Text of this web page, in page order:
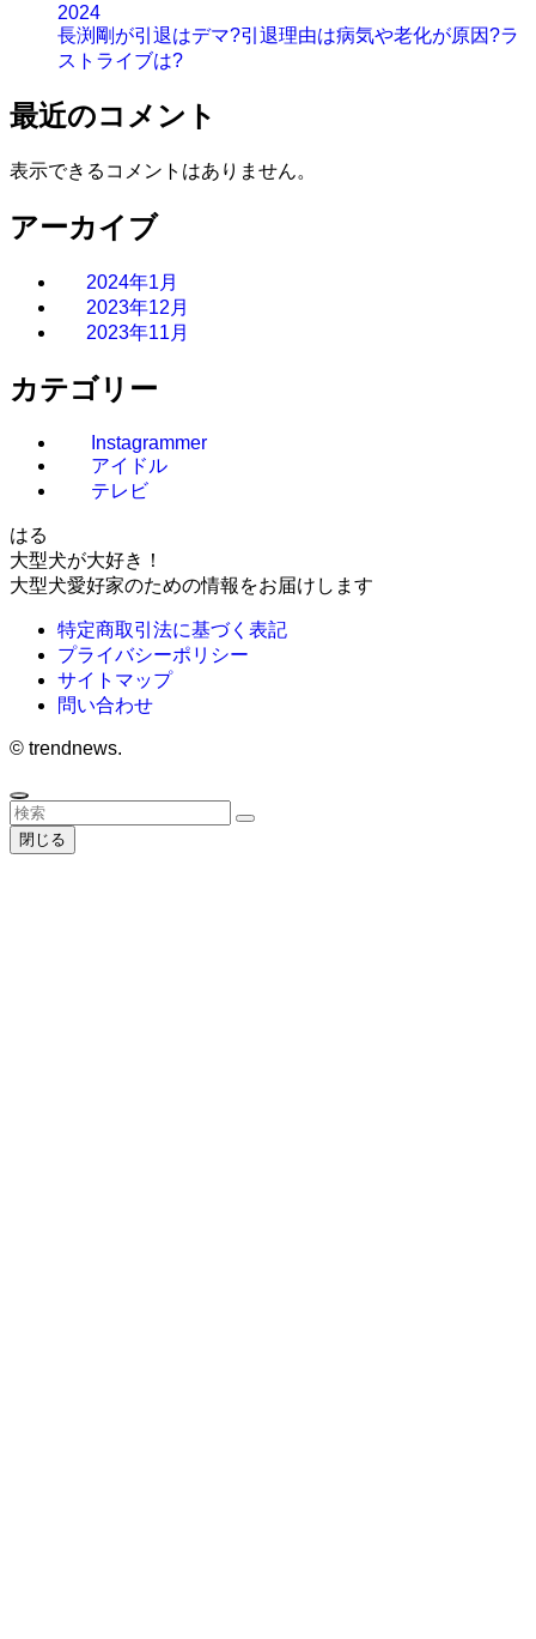
2024
長渕剛が引退はデマ?引退理由は病気や老化が原因?ラ
ストライブは?
最近のコメント
表示できるコメントはありません。
アーカイブ
2024年1月
2023年12月
2023年11月
カテゴリー
Instagrammer
アイドル
テレビ
はる
大型犬が大好き！
大型犬愛好家のための情報をお届けします
特定商取引法に基づく表記
プライバシーポリシー
サイトマップ
問い合わせ
© trendnews.
閉じる